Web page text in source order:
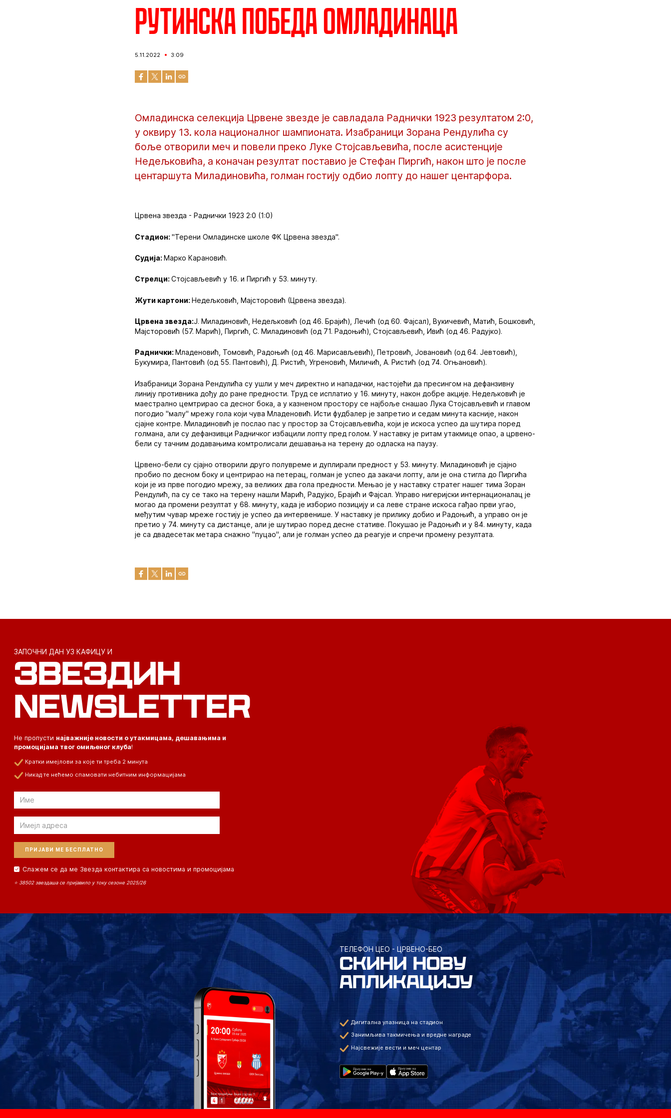
Рутинска победа омладинаца
5.11.2022 3:09
Омладинска селекција Црвене звезде је савладала Раднички 1923 резултатом 2:0,
у оквиру 13. кола националног шампионата. Изабраници Зорана Рендулића су
боље отворили меч и повели преко Луке Стојсављевића, после асистенције
Недељковића, а коначан резултат поставио је Стефан Пиргић, након што је после
центаршута Миладиновића, голман гостију одбио лопту до нашег центарфора.
Црвена звезда - Раднички 1923 2:0 (1:0)
Стадион:"Терени Омладинске школе ФК Црвена звезда".
Судија:Марко Карановић.
Стрелци:Стојсављевић у 16. и Пиргић у 53. минуту.
Жути картони:Недељковић, Мајсторовић (Црвена звезда).
Црвена звезда:Ј. Миладиновић, Недељковић (од 46. Брајић), Лечић (од 60. Фајсал), Вукичевић, Матић, Бошковић,
Мајсторовић (57. Марић), Пиргић, С. Миладиновић (од 71. Радоњић), Стојсављевић, Ивић (од 46. Радујко).
Раднички:Младеновић, Томовић, Радоњић (од 46. Марисављевић), Петровић, Јовановић (од 64. Јевтовић),
Букумира, Пантовић (од 55. Пантовић), Д. Ристић, Угреновић, Миличић, А. Ристић (од 74. Огњановић).
Изабраници Зорана Рендулића су ушли у меч директно и нападачки, настојећи да пресингом на дефанзивну
линију противника дођу до ране предности. Труд се исплатио у 16. минуту, након добре акције. Недељковић је
маестрално цемтрирао са десног бока, а у казненом простору се најбоље снашао Лука Стојсављевић и главом
погодио "малу" мрежу гола који чува Младеновић. Исти фудбалер је запретио и седам минута касније, након
сјајне контре. Миладиновић је послао пас у простор за Стојсављевића, који је искоса успео да шутира поред
голмана, али су дефанзивци Радничког избацили лопту пред голом. У наставку је ритам утакмице опао, а црвено-
бели су тачним додавањима комтролисали дешавања на терену до одласка на паузу.
Црвено-бели су сјајно отворили друго полувреме и дуплирали предност у 53. минуту. Миладиновић је сјајно
пробио по десном боку и центрирао на петерац, голман је успео да закачи лопту, али је она стигла до Пиргића
који је из прве погодио мрежу, за великих два гола предности. Мењао је у наставку стратег нашег тима Зоран
Рендулић, па су се тако на терену нашли Марић, Радујко, Брајић и Фајсал. Управо нигеријски интернационалац је
могао да промени резултат у 68. минуту, када је изборио позицију и са леве стране искоса гађао први угао,
међутим чувар мреже гостију је успео да интервенише. У наставку је прилику добио и Радоњић, а управо он је
претио у 74. минуту са дистанце, али је шутирао поред десне стативе. Покушао је Радоњић и у 84. минуту, када
је са двадесетак метара снажно "пуцао", али је голман успео да реагује и спречи промену резултата.
ЗАПОЧНИ ДАН УЗ КАФИЦУ И
ЗВЕЗДИН
NEWSLETTER
Не пропусти најважније новости о утакмицама, дешавањима и
промоцијама твог омиљеног клуба!
Кратки имејлови за које ти треба 2 минута
Никад те нећемо спамовати небитним информацијама
Email
Email
Слажем се да ме Звезда контактира са новостима и промоцијама
⭐ 38502 звездаша се пријавило у току сезоне 2025/26
ТЕЛЕФОН ЦЕО - ЦРВЕНО-БЕО
СКИНИ НОВУ
АПЛИКАЦИЈУ
Дигитална улазница на стадион
Занимљива такмичења и вредне награде
Најсвежије вести и меч центар